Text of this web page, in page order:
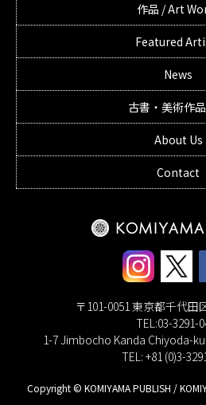
作品 / Art
Featured
News
古書・美術作
About Us
Contact
〒101-0051 東京都千代田
TEL:03-3291-
1-7 Jimbocho Kanda Chiyoda-
TEL: +81 (0)3-
Copyright © KOMIYAMA PUBLISH /